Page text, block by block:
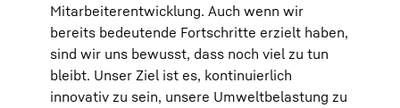
Mitarbeiterentwicklung. Auch wenn wir
bereits bedeutende Fortschritte erzielt haben,
sind wir uns bewusst, dass noch viel zu tun
bleibt. Unser Ziel ist es, kontinuierlich
innovativ zu sein, unsere Umweltbelastung zu